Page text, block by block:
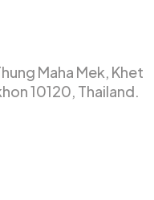
Maha Mek, Khet
10120, Thailand.